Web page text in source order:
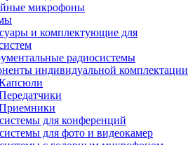
микрофоны
и комплектующие для
радиосистемы
индивидуальной комплектации
для конференций
для фото и видеокамер